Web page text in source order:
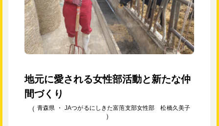
地元に愛される女性部活動と新たな仲
間づくり
青森県 ・ JAつがるにしきた富萢支部女性部 松橋久美子